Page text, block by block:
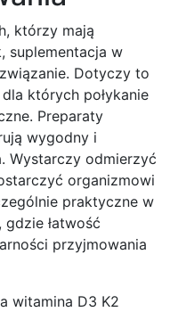
którzy mają
suplementacja w
Dotyczy to
których połykanie
Preparaty
wygodny i
Wystarczy odmierzyć
organizmowi
praktyczne w
łatwość
przyjmowania
witamina D3 K2